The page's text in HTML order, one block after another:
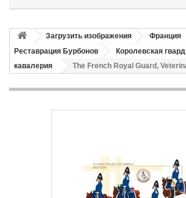
Загрузить изображения
Франция
Реставрация Бурбонов
Королевская
кавалерия
The French Royal Guard,